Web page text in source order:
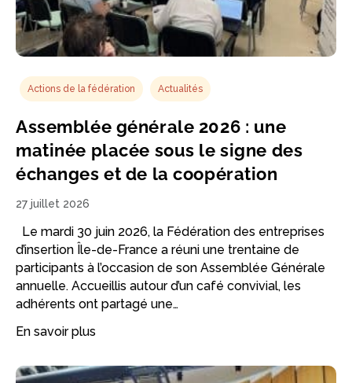
Actions de la fédération Actualités
Assemblée générale 2026 : une
matinée placée sous le signe des
échanges et de la coopération
27 juillet 2026
Le mardi 30 juin 2026, la Fédération des entreprises
d’insertion Île-de-France a réuni une trentaine de
participants à l’occasion de son Assemblée Générale
annuelle. Accueillis autour d’un café convivial, les
adhérents ont partagé une…
En savoir plus